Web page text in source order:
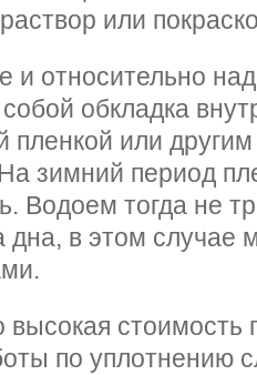
или
и относительно
обкладка
пленкой или
зимний период
Водоем тогда не
дна, в этом случае
высокая стоимость
по уплотнению